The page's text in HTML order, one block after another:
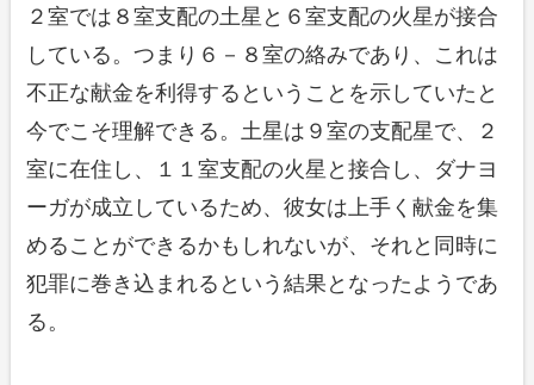
２室では８室支配の土星と６室支配の火星が接合
している。つまり６－８室の絡みであり、これは
不正な献金を利得するということを示していたと
今でこそ理解できる。土星は９室の支配星で、２
室に在住し、１１室支配の火星と接合し、ダナヨ
ーガが成立しているため、彼女は上手く献金を集
めることができるかもしれないが、それと同時に
犯罪に巻き込まれるという結果となったようであ
る。